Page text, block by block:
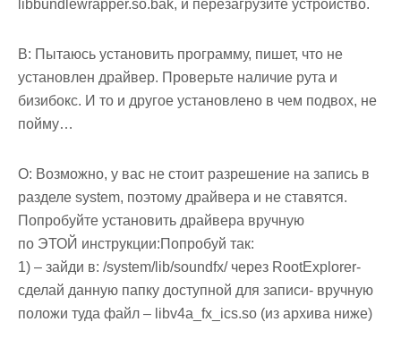
libbundlewrapper.so.bak, и перезагрузите устройство.
В: Пытаюсь установить программу, пишет, что не
установлен драйвер. Проверьте наличие рута и
бизибокс. И то и другое установлено в чем подвох, не
пойму…
О: Возможно, у вас не стоит разрешение на запись в
разделе system, поэтому драйвера и не ставятся.
Попробуйте установить драйвера вручную
по ЭТОЙ инструкции:Попробуй так:
1) – зайди в: /system/lib/soundfx/ через RootExplorer-
сделай данную папку доступной для записи- вручную
положи туда файл – libv4a_fx_ics.so (из архива ниже)